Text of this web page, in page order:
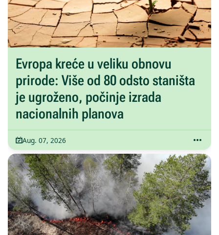
Evropa kreće u veliku obnovu
prirode: Više od 80 odsto staništa
je ugroženo, počinje izrada
nacionalnih planova
Aug. 07, 2026